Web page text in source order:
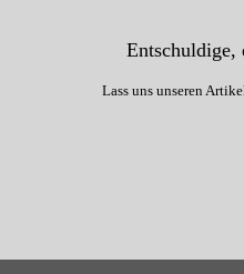
Entschuldige,
Lass uns unseren